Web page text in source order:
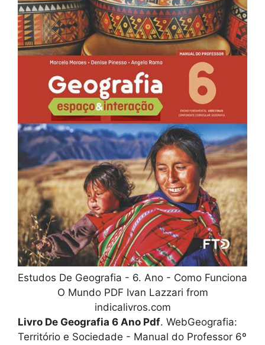
Estudos De Geografia - 6. Ano - Como Funciona
O Mundo PDF Ivan Lazzari from
indicalivros.com
Livro De Geografia 6 Ano Pdf. WebGeografia:
Território e Sociedade - Manual do Professor 6º